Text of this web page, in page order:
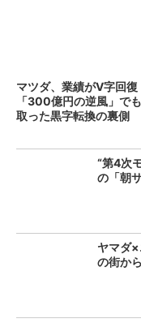
マツダ、業績がV字回
「300億円の逆風」で
取った黒字転換の裏側
“第4次
の「朝
ヤマダ
の街か